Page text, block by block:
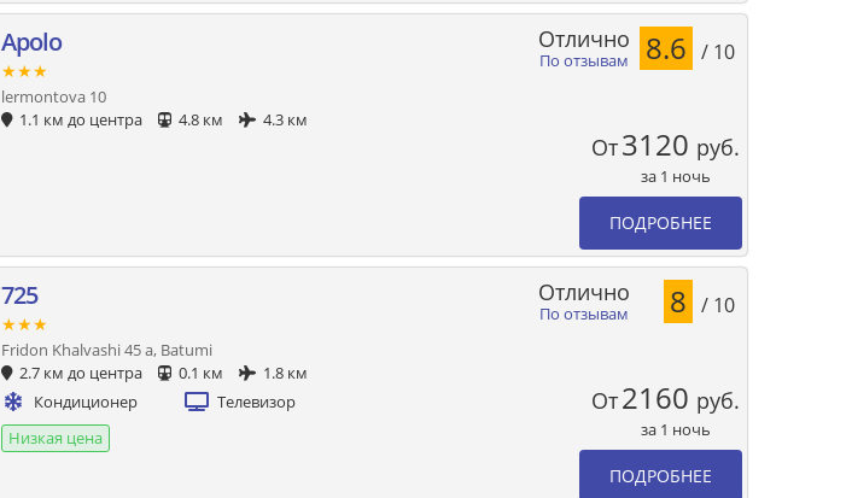
Apolo
★★★
lermontova 10
1.1 км до центра
4.8 км 4.3 км
По отзывам
Отлично 8.6 / 10
От3120 руб.
за 1 ночь
ПОДРОБНЕЕ
725
★★★
Fridon Khalvashi 45 a, Batumi
2.7 км до центра
0.1 км
1.8 км
Кондиционер
Телевизор
Низкая цена
По отзывам
Отлично 8 / 10
От2160 руб.
за 1 ночь
ПОДРОБНЕЕ